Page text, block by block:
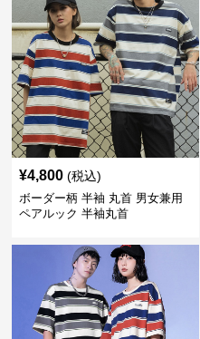
¥4,800 (税込)
ボーダー柄 半袖 丸首 男女兼用
ペアルック 半袖丸首